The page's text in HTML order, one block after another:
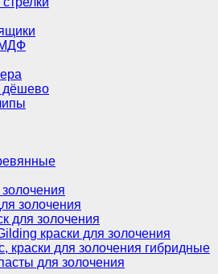
МДФ
дёшево
золочения
для золочения
краски для золочения
краски для золочения гибридные
для золочения